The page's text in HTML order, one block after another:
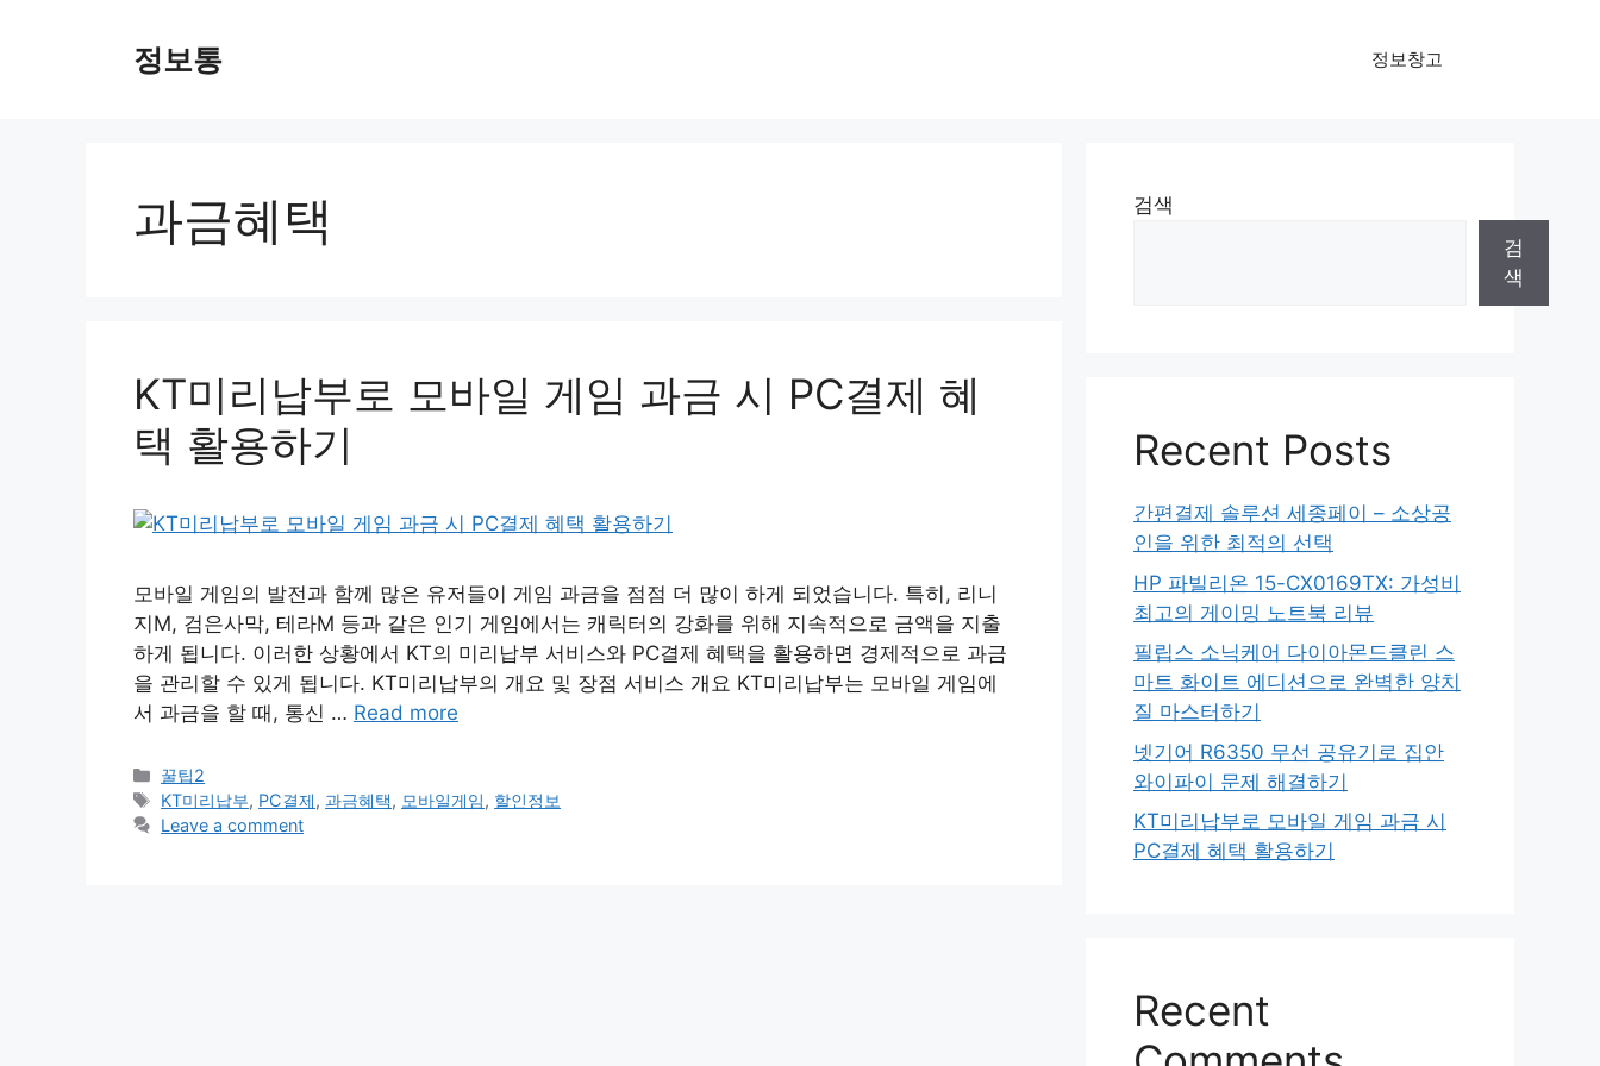
정보통 정보창고
과금혜택
KT미리납부로 모바일 게임 과금 시 PC결제 혜
택 활용하기
모바일 게임의 발전과 함께 많은 유저들이 게임 과금을 점점 더 많이 하게 되었습니다. 특히, 리니
지M, 검은사막, 테라M 등과 같은 인기 게임에서는 캐릭터의 강화를 위해 지속적으로 금액을 지출
하게 됩니다. 이러한 상황에서 KT의 미리납부 서비스와 PC결제 혜택을 활용하면 경제적으로 과금
을 관리할 수 있게 됩니다. KT미리납부의 개요 및 장점 서비스 개요 KT미리납부는 모바일 게임에
서 과금을 할 때, 통신 … Read more
Categories
꿀팁2
Tags
KT미리납부, PC결제,과금혜택, 모바일게임, 할인정보
Leave a comment
검색
검
색
Recent Posts
간편결제 솔루션 세종페이 – 소상공
인을 위한 최적의 선택
HP 파빌리온 15-CX0169TX: 가성비
최고의 게이밍 노트북 리뷰
필립스 소닉케어 다이아몬드클린 스
마트 화이트 에디션으로 완벽한 양치
질 마스터하기
넷기어 R6350 무선 공유기로 집안
와이파이 문제 해결하기
KT미리납부로 모바일 게임 과금 시
PC결제 혜택 활용하기
Recent